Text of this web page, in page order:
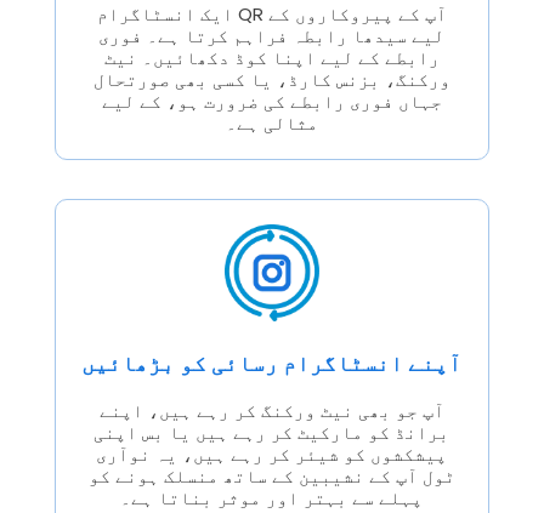
ایک انسٹاگرام QR آپ کے پیروکاروں کے
لیے سیدھا رابطہ فراہم کرتا ہے۔ فوری
رابطے کے لیے اپنا کوڈ دکھائیں۔ نیٹ
ورکنگ، بزنس کارڈ، یا کسی بھی صورتحال
جہاں فوری رابطے کی ضرورت ہو، کے لیے
مثالی ہے۔
آپنے انسٹاگرام رسائی کو بڑھائیں
آپ جو بھی نیٹ ورکنگ کر رہے ہیں، اپنے
برانڈ کو مارکیٹ کر رہے ہیں یا بس اپنی
پیشکشوں کو شیئر کر رہے ہیں، یہ نوآری
ٹول آپ کے نشیبین کے ساتھ منسلک ہونے کو
پہلے سے بہتر اور موثر بناتا ہے۔